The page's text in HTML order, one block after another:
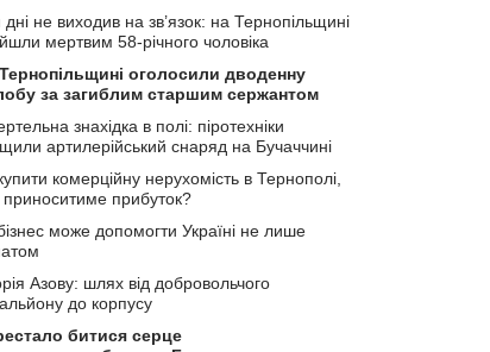
не виходив на зв’язок: на Тернопільщині
мертвим 58-річного чоловіка
оголосили дводенну
за загиблим старшим сержантом
знахідка в полі: піротехніки
артилерійський снаряд на Бучаччині
комерційну нерухомість в Тернополі,
приноситиме прибуток?
може допомогти Україні не лише
Азову: шлях від добровольчого
до корпусу
битися серце